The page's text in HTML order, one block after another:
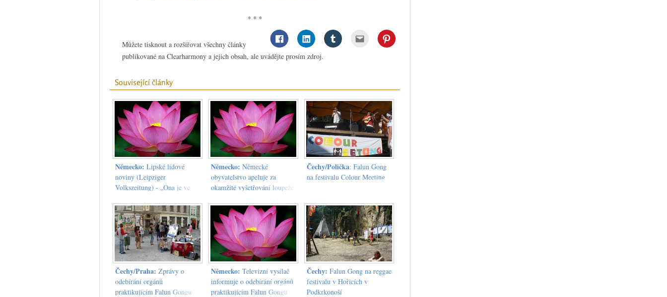
* * *
Můžete tisknout a rozšiřovat všechny články
publikované na Clearharmony a jejich obsah, ale uvádějte prosím zdroj.
Související články
Německo: Lipské lidové
noviny (Leipziger
Volkszeitung) - „Ona je ve
Německo: Německé
obyvatelstvo apeluje za
okamžité vyšetřování loupeže
Čechy/Polička: Falun Gong
na festivalu Colour Meeting
Čechy/Praha: Zprávy o
odebírání orgánů
praktikujícím Falun Gongu
Německo: Televizní vysílač
informuje o odebírání orgánů
praktikujícím Falun Gongu
Čechy: Falun Gong na reggae
festivalu v Hořicích v
Podkrkonoší